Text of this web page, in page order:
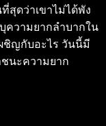
สุดว่าเขาไม่ได้พัง
ความยากลำบากใน
ผชิญกับอะไร วันนี้มี
นะความยาก